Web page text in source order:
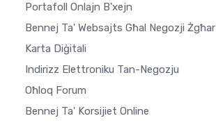
Portafoll Onlajn B'xejn
Bennej Ta' Websajts Għal Negozji Żgħar
Karta Diġitali
Indirizz Elettroniku Tan-Negozju
Oħloq Forum
Bennej Ta' Korsijiet Online